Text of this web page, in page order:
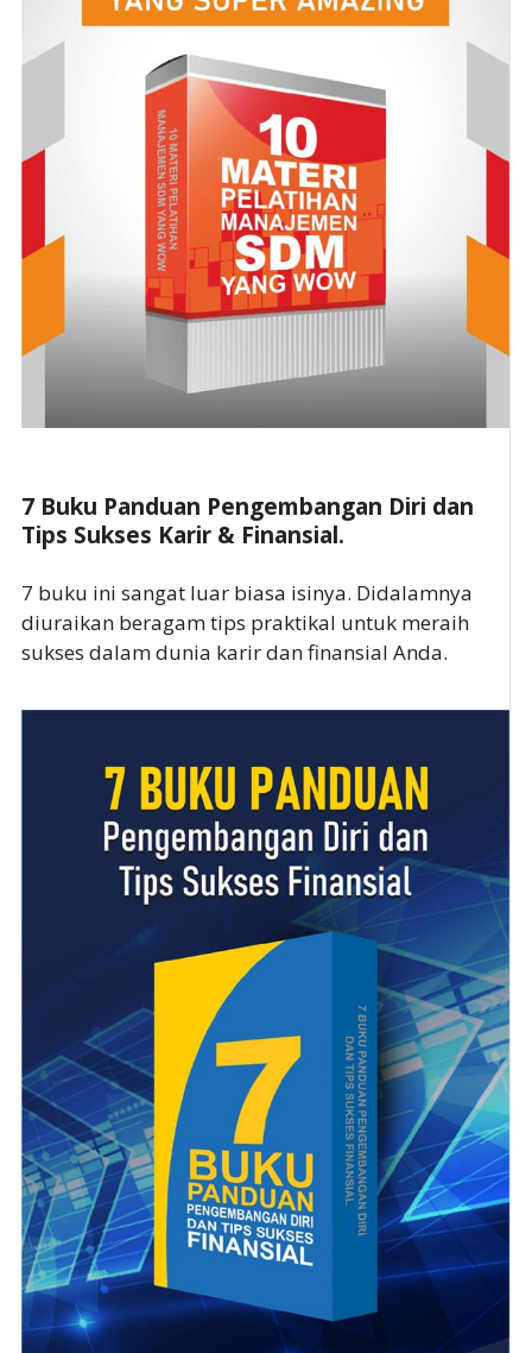
7 Buku Panduan Pengembangan Diri dan
Tips Sukses Karir & Finansial.
7 buku ini sangat luar biasa isinya. Didalamnya
diuraikan beragam tips praktikal untuk meraih
sukses dalam dunia karir dan finansial Anda.